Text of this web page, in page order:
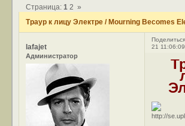
Траур к лицу Электре / Mourning Becomes
Страница:1 2 »
21 11:06:09
lafajet
Администратор